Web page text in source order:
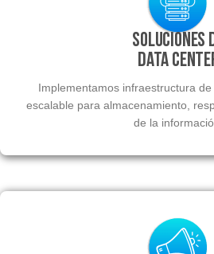
Soluciones
Data
Implementamos infraestructura
escalable para almacenamiento,
de la